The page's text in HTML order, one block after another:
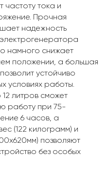
частоту тока и
Прочная
надежность
намного снижает
положении, а большая
устойчиво
условиях работы.
литров сможет
работу при 75-
6 часов, а
(122 килограмм) и
позволяют
без особых